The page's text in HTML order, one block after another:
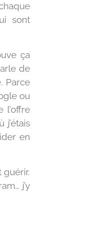
sont
ça
de
Parce
ou
l’offre
j’étais
en
guérir.
j’y